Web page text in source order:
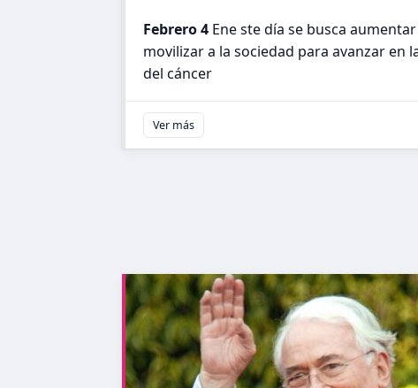
Febrero 4 Ene ste día se busca
movilizar a la sociedad para avanzar en
del cáncer
Ver más